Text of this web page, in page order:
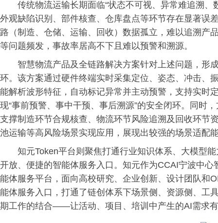
传统物流运输长期面临“状态不可视、异常难追溯
外观缺陷识别、部件核查、仓库盘点等环节存在显著误
路（制造、仓储、运输、回收）数据孤立，难以追溯产
等问题频发，事故率居高不下且难以预警和溯源。
智慧物流产品及全链路解决方案针对上述问题，形
环。该方案通过硬件终端实时采集定位、姿态、冲击、
能解析波形特征，自动标记异常并主动预警，支持实时
现“事前预警、事中干预、事后溯源”的安全闭环。同时
支撑制造环节合规核查、物流环节风险追溯及回收环节
池运输等高风险场景实现应用，展现出较强的场景适配
知元Token平台则聚焦打通行业知识体系、大模型
开放、便捷的智能体服务入口。知元作为CCAI宁波中
能体服务平台，面向高校研究、企业创新、设计团队和
能体服务入口，打通了链创体系下场景侧、资源侧、工
期工作的结合——让活动、项目、培训中产生的AI需求